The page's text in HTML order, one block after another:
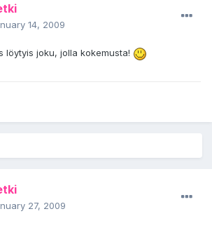
14, 2009
löytyis joku, jolla kokemusta!
27, 2009